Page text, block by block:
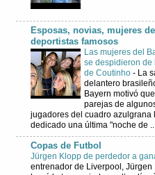
Esposas, novias, mujeres
deportistas famosos
Las mujeres del
se despidieron de
de Coutinho - La
delantero
Bayern motivó
parejas de
jugadores del cuadro azulgrana
dedicado una última "noche de
Copas de Futbol
Jürgen Klopp de perdedor a
entrenador de Liverpool, Jürgen